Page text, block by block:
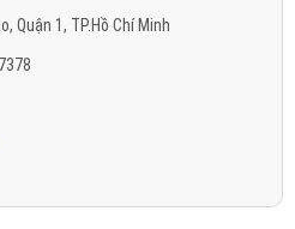
Quận 1, TP.Hồ Chí Minh